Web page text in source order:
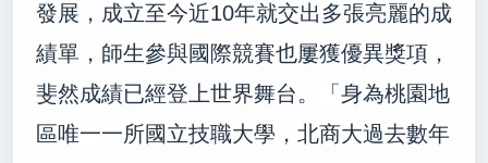
發展， 成立至今近10年就交出多張亮麗的成
績單，師生參與國際競賽也屢獲優異獎項，
斐然成績已經登上世界舞台。
「身為桃園地
區唯一一所國立技職大學，北商大過去數年